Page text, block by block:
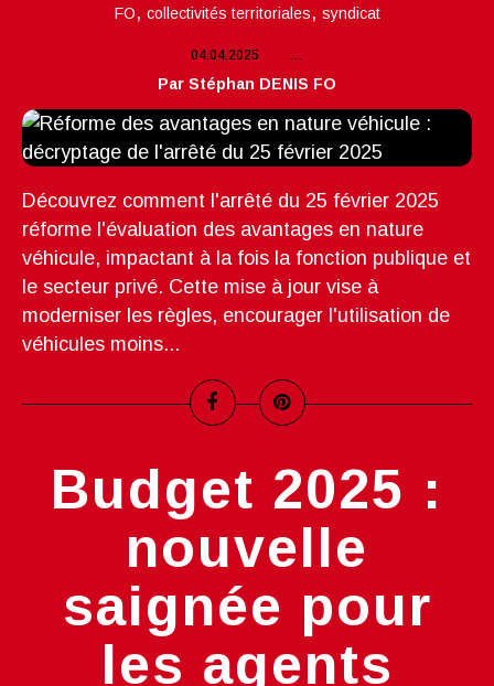
FO, collectivités territoriales, syndicat
04.04.2025 …
Par Stéphan DENIS FO
Découvrez comment l'arrêté du 25 février 2025
réforme l'évaluation des avantages en nature
véhicule, impactant à la fois la fonction publique et
le secteur privé. Cette mise à jour vise à
moderniser les règles, encourager l'utilisation de
véhicules moins...
Budget 2025 :
nouvelle
saignée pour
les agents